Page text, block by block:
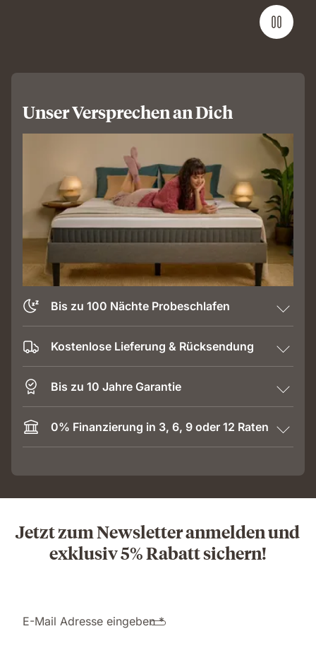
Unser Versprechen an Dich
Bis zu 100 Nächte Probeschlafen
Kostenlose Lieferung & Rücksendung
Bis zu 10 Jahre Garantie
0% Finanzierung in 3, 6, 9 oder 12 Raten
Jetzt zum Newsletter anmelden und
exklusiv 5% Rabatt sichern!
E-Mail Adresse eingeben *